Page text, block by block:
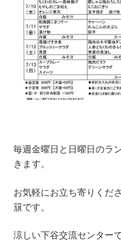
毎週金曜日と日曜日のラ
きます。
お気軽にお立ち寄りくだ
簱です。
涼しい下谷交流センター